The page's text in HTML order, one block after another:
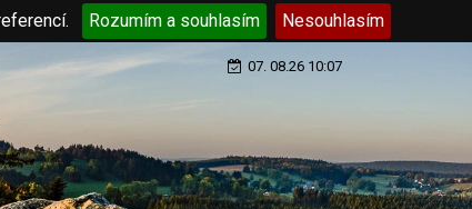
Rozumím a souhlasím Nesouhlasím
07. 08.26 10:07